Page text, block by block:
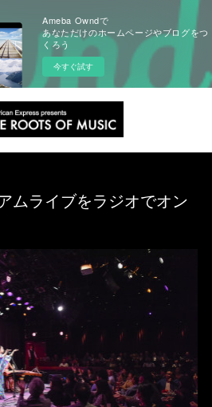
Ameba Owndで
あなただけのホームページやブログをつ
くろう
今すぐ試す
ムライブをラジオでオン